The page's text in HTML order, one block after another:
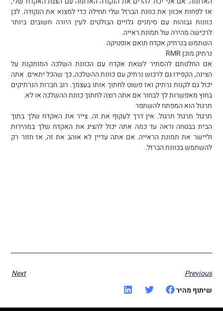
אז לפחות אכוון את כוונת הברזל שלי תחילה כדי למצוא את הנקודה. לכן
כוונות גבוהות עם סימנים גלויים הבולטים לעין היורה חשובים ביותר
לרכישה מהירה של תמונת ראייה.
השתמש בנרתיק אקדח תואם אופטיקה
נרתיק מוכן RMR
אם החלטתם להסתיר לשאת אקדח עם הכוונת השלכה המותקנת על
הצינה, הקפידו גם לרכוש נרתיק עם כוונת ההשלכה, כך שהכל יתאים. אתה
יכול גם לקנות נרתיק ואז פשוט לחתוך אותו בעצמך. רוב חברות הנרתיקים
בחוץ מאפשרות לך לבחור אם אתה רוצה לחתוך כוונת ההשלכה או לא.
תרגול הוא המפתח להשתפר
תרגול תרגול תרגול. אין דרך לעקוף את זה. צייר את האקדח שלך בתוך
הבית בבטחה וראה עד כמה אתה יכול להציג את האקדח שלך במהירות
וליישר את תמונת הראייה. אם אתה עדיין לא אוהב את זה, אז חזור רק
להשתמש בכוונת הברזל.
Previous
Next
שיתוף מהיר